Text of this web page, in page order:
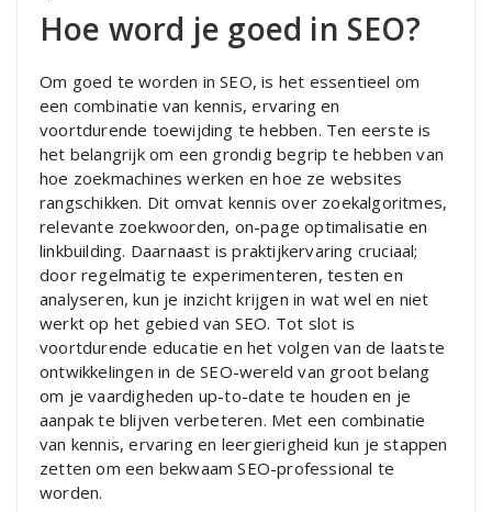
Hoe word je goed in SEO?
Om goed te worden in SEO, is het essentieel om
een combinatie van kennis, ervaring en
voortdurende toewijding te hebben. Ten eerste is
het belangrijk om een grondig begrip te hebben van
hoe zoekmachines werken en hoe ze websites
rangschikken. Dit omvat kennis over zoekalgoritmes,
relevante zoekwoorden, on-page optimalisatie en
linkbuilding. Daarnaast is praktijkervaring cruciaal;
door regelmatig te experimenteren, testen en
analyseren, kun je inzicht krijgen in wat wel en niet
werkt op het gebied van SEO. Tot slot is
voortdurende educatie en het volgen van de laatste
ontwikkelingen in de SEO-wereld van groot belang
om je vaardigheden up-to-date te houden en je
aanpak te blijven verbeteren. Met een combinatie
van kennis, ervaring en leergierigheid kun je stappen
zetten om een bekwaam SEO-professional te
worden.